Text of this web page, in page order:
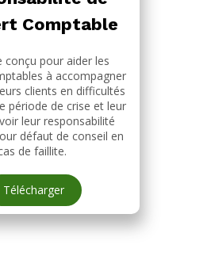
Comptable
conçu pour aider les
à accompagner
clients en difficultés
période de crise et leur
leur responsabilité
défaut de conseil en
de faillite.
Télécharger